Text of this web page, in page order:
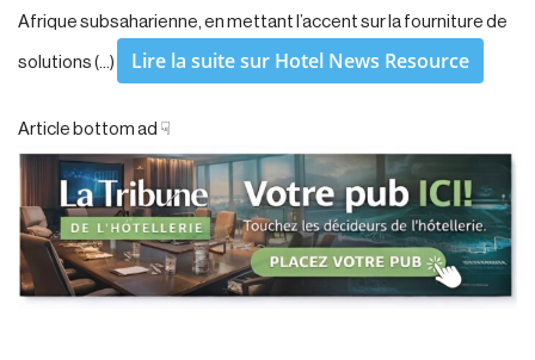
Afrique subsaharienne, en mettant l’accent sur la fourniture de
solutions (…) Lire la suite sur Hotel News Resource
Article bottom ad ☟